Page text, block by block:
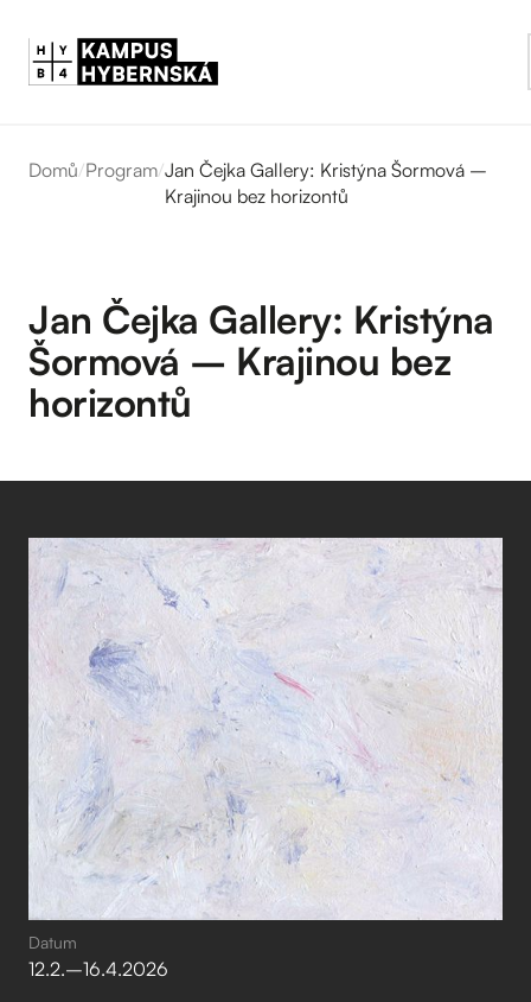
Domů/Program/Jan Čejka Gallery: Kristýna Šormová –
Krajinou bez horizontů
Jan Čejka Gallery: Kristýna
Šormová – Krajinou bez
horizontů
Datum
12.2.–⁠16.4.2026